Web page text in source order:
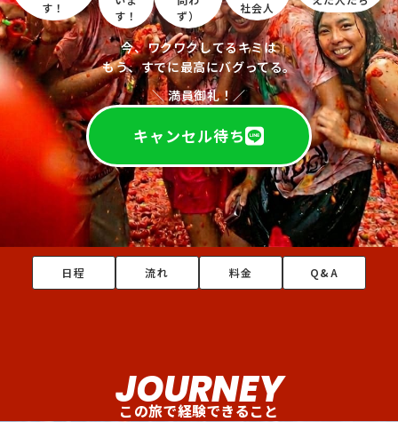
す！
す！
ず）
社会人
今、ワクワクしてるキミは
もう、すでに最高にバグってる。
＼ 満員御礼！／
キャンセル待ち
日程 流れ 料金 Q&A
JOURNEY
この旅で経験できること